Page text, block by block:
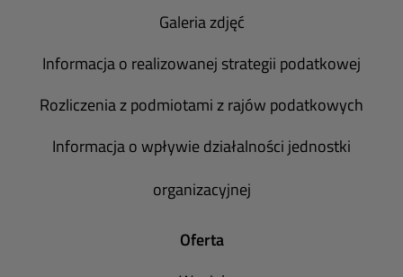
Galeria zdjęć
Informacja o realizowanej strategii podatkowej
Rozliczenia z podmiotami z rajów podatkowych
Informacja o wpływie działalności jednostki
organizacyjnej
Oferta